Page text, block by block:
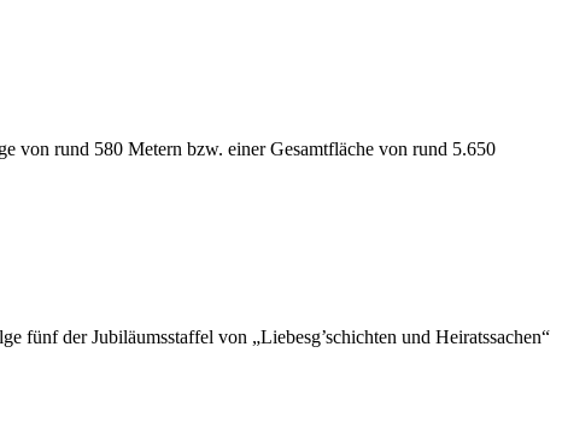
von rund 580 Metern bzw. einer Gesamtfläche von rund 5.650
fünf der Jubiläumsstaffel von „Liebesg’schichten und Heiratssachen“